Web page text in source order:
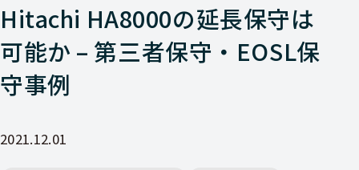
Hitachi HA8000の延長保守は
可能か – 第三者保守・EOSL保
守事例
2021.12.01